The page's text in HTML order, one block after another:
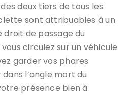
deux tiers de tous les
sont attribuables à un
de passage du
circulez sur un véhicule
garder vos phares
l’angle mort du
présence bien à